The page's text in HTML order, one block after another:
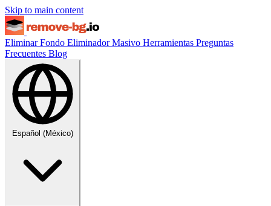
Skip to main content
Eliminar Fondo Eliminador Masivo Herramientas Preguntas
Frecuentes Blog
Español (México)